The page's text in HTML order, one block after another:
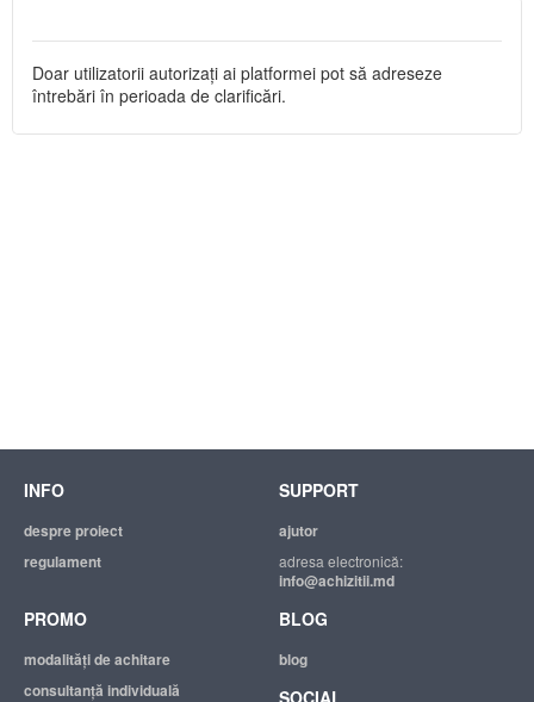
Doar utilizatorii autorizați ai platformei pot să adreseze
întrebări în perioada de clarificări.
INFO
despre proiect
regulament
SUPPORT
ajutor
adresa electronică:
info@achizitii.md
PROMO
modalităţi de achitare
consultanță individuală
BLOG
blog
SOCIAL